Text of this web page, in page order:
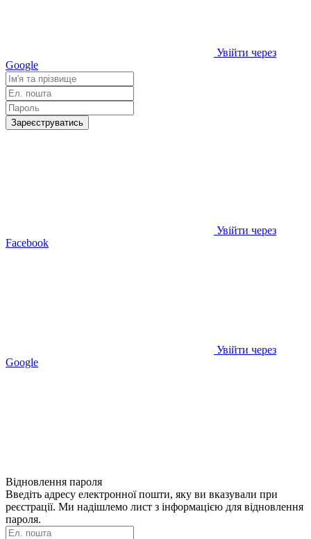
Увійти через
Google
Зареєструватись
Увійти через
Facebook
Увійти через
Google
Відновлення пароля
Введіть адресу електронної пошти, яку ви вказували при
реєстрації. Ми надішлемо лист з інформацією для відновлення
пароля.